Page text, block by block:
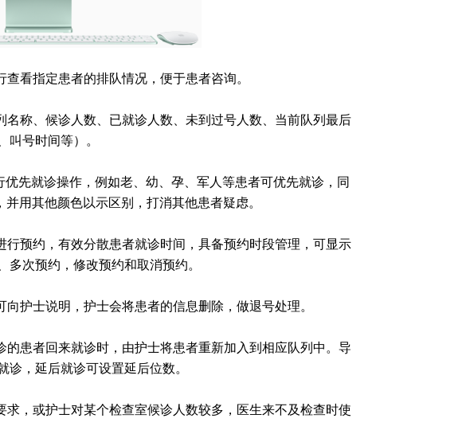
看指定患者的排队情况，便于患者咨询。
称、候诊人数、已就诊人数、未到过号人数、当前队列最后
叫号时间等）。
先就诊操作，例如老、幼、孕、军人等患者可优先就诊，同
用其他颜色以示区别，打消其他患者疑虑。
预约，有效分散患者就诊时间，具备预约时段管理，可显示
次预约，修改预约和取消预约。
护士说明，护士会将患者的信息删除，做退号处理。
患者回来就诊时，由护士将患者重新加入到相应队列中。导
，延后就诊可设置延后位数。
，或护士对某个检查室候诊人数较多，医生来不及检查时使